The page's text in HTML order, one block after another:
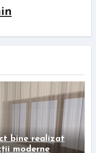
bine realizat
moderne